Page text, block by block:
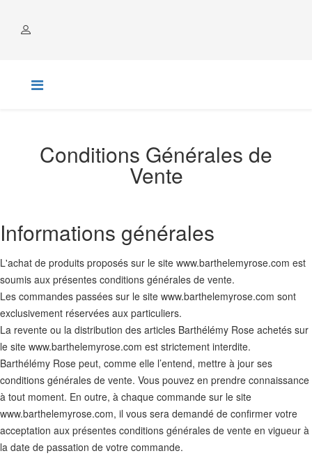
Conditions Générales de
Vente
Informations générales
L'achat de produits proposés sur le site www.barthelemyrose.com est
soumis aux présentes conditions générales de vente.
Les commandes passées sur le site www.barthelemyrose.com sont
exclusivement réservées aux particuliers.
La revente ou la distribution des articles Barthélémy Rose achetés sur
le site www.barthelemyrose.com est strictement interdite.
Barthélémy Rose peut, comme elle l’entend, mettre à jour ses
conditions générales de vente. Vous pouvez en prendre connaissance
à tout moment. En outre, à chaque commande sur le site
www.barthelemyrose.com, il vous sera demandé de confirmer votre
acceptation aux présentes conditions générales de vente en vigueur à
la date de passation de votre commande.